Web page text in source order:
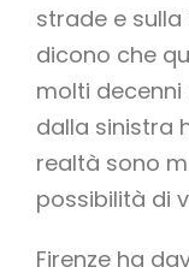
strade e
dicono che
molti
dalla sinistra
realtà sono
possibilità di
Firenze ha